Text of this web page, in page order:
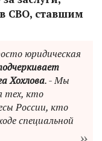
СВО, ставшим
юридическая
Хохлова. - Мы
тех, кто
России, кто
специальной